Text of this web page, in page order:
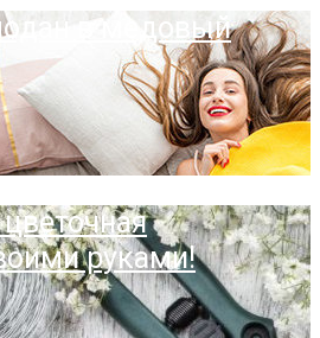
в медовый
руками!